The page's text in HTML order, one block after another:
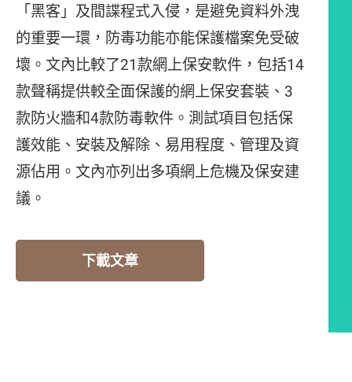
「黑客」及間諜程式入侵，是避免資料外洩
的重要一環，防毒功能亦能保護檔案免受破
壞。文內比較了21款網上保安軟件，包括14
款聲稱提供較全面保護的網上保安套裝、3
款防火牆和4款防毒軟件。測試項目包括保
護效能、安裝及解除、易用程度、管理及資
源佔用。文內亦列出多項網上危機及保安建
議。
下載文章